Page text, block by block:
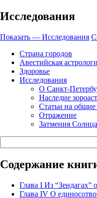
Исследования
Показать — Исследования
Страна городов
Авестийская
Здоровье
Исследования
О Санкт-
Наследие
Cтатьи на
Отражение
Затмения
Содержание
Глава I Из “Зендагах”
Глава IV О